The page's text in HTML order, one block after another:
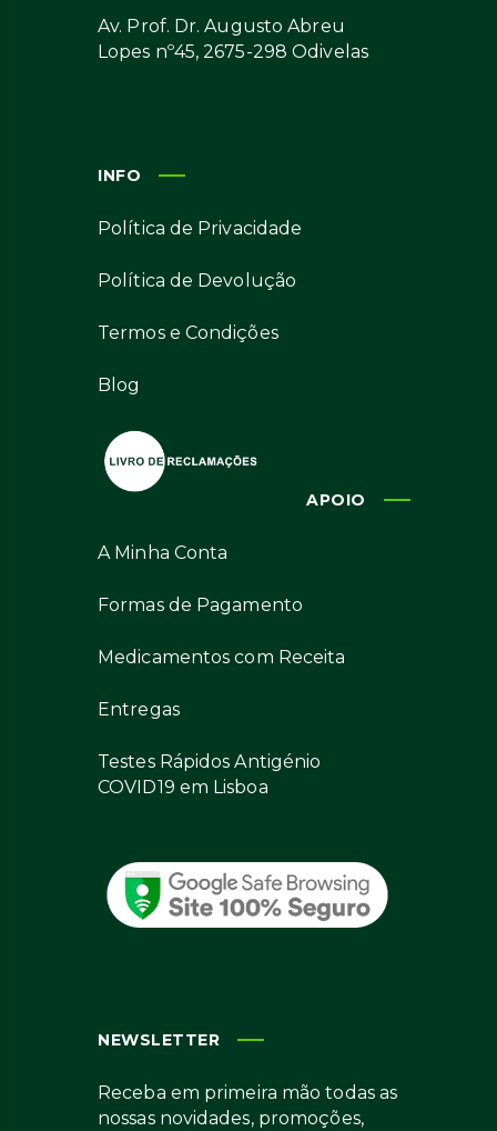
Av. Prof. Dr. Augusto Abreu
Lopes nº45, 2675-298 Odivelas
INFO
Política de Privacidade
Política de Devolução
Termos e Condições
Blog
APOIO
A Minha Conta
Formas de Pagamento
Medicamentos com Receita
Entregas
Testes Rápidos Antigénio
COVID19 em Lisboa
NEWSLETTER
Receba em primeira mão todas as
nossas novidades, promoções,